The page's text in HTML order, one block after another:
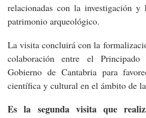
relacionadas con la investigación y
patrimonio arqueológico.
La visita concluirá con la
colaboración entre el
Gobierno de Cantabria para
científica y cultural en el ámbito de
Es la segunda visita que